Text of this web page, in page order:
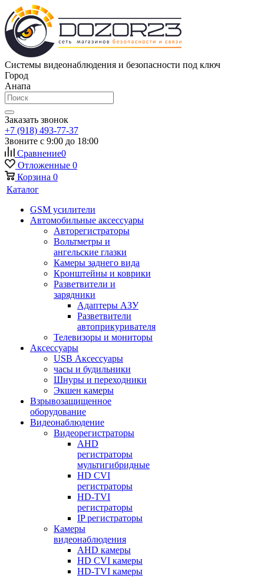
Системы видеонаблюдения и безопасности под ключ
Город
Анапа
Заказать звонок
+7 (918) 493-77-37
Звоните с 9:00 до 18:00
Сравнение0
Отложенные 0
Корзина 0
Каталог
GSM усилители
Автомобильные аксессуары
Авторегистраторы
Вольтметры и
ангельские глазки
Камеры заднего вида
Кронштейны и коврики
Разветвители и
зарядники
Адаптеры АЗУ
Разветвители
автоприкуривателя
Телевизоры и мониторы
Аксессуары
USB Аксессуары
часы и будильники
Шнуры и переходники
Экшен камеры
Взрывозащищенное
оборудование
Видеонаблюдение
Видеорегистраторы
AHD
регистраторы
мультигибридные
HD CVI
регистраторы
HD-TVI
регистраторы
IP регистраторы
Камеры
видеонаблюдения
AHD камеры
HD CVI камеры
HD-TVI камеры